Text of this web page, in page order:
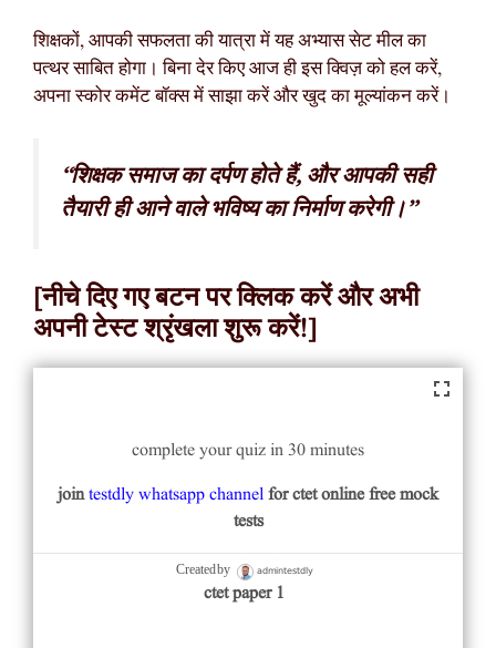
शिक्षकों, आपकी सफलता की यात्रा में यह अभ्यास सेट मील का
पत्थर साबित होगा। बिना देर किए आज ही इस क्विज़ को हल करें,
अपना स्कोर कमेंट बॉक्स में साझा करें और खुद का मूल्यांकन करें।
“शिक्षक समाज का दर्पण होते हैं, और आपकी सही
तैयारी ही आने वाले भविष्य का निर्माण करेगी।”
[नीचे दिए गए बटन पर क्लिक करें और अभी
अपनी टेस्ट श्रृंखला शुरू करें!]
complete your quiz in 30 minutes
jointestdly whatsapp channelfor ctet online free mock
tests
Created by admintestdly
ctet paper 1